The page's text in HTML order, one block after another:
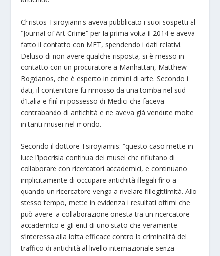
Christos Tsiroyiannis aveva pubblicato i suoi sospetti al
“Journal of Art Crime” per la prima volta il 2014 e aveva
fatto il contatto con MET, spendendo i dati relativi.
Deluso di non avere qualche risposta, si è messo in
contatto con un procuratore a Manhattan, Matthew
Bogdanos, che è esperto in crimini di arte. Secondo i
dati, il contenitore fu rimosso da una tomba nel sud
d’Italia e finì in possesso di Medici che faceva
contrabando di antichità e ne aveva già vendute molte
in tanti musei nel mondo.
Secondo il dottore Tsiroyiannis: “questo caso mette in
luce l’ipocrisia continua dei musei che rifiutano di
collaborare con ricercatori accademici, e continuano
implicitamente di occupare antichità illegali fino a
quando un ricercatore venga a rivelare l’illegittimità. Allo
stesso tempo, mette in evidenza i resultati ottimi che
può avere la collaborazione onesta tra un ricercatore
accademico e gli enti di uno stato che veramente
s’interessa alla lotta efficace contro la criminalità del
traffico di antichità al livello internazionale senza